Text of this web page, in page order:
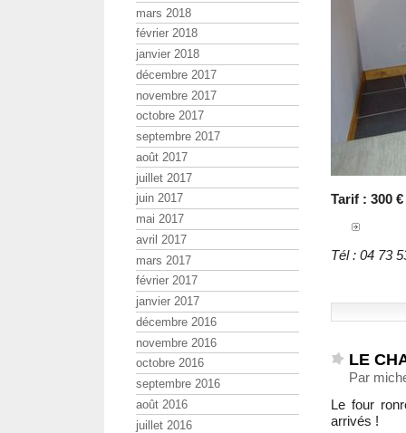
Tarif : 300
Tél : 04 73
LE
Par
Le four
arrivés !
mars 2018
février 2018
janvier 2018
décembre 2017
novembre 2017
octobre 2017
septembre 2017
août 2017
juillet 2017
juin 2017
mai 2017
avril 2017
mars 2017
février 2017
janvier 2017
décembre 2016
novembre 2016
octobre 2016
septembre 2016
août 2016
juillet 2016